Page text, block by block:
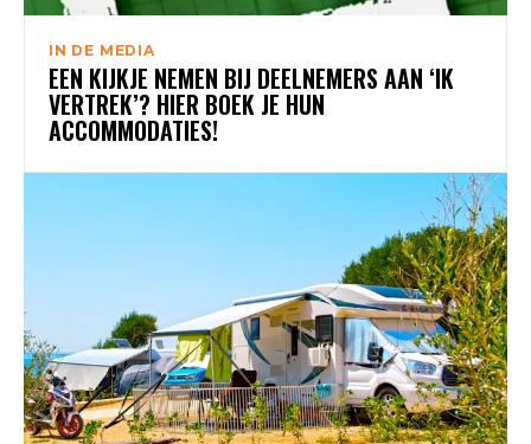
IN DE MEDIA
EEN KIJKJE NEMEN BIJ DEELNEMERS AAN ‘IK
VERTREK’? HIER BOEK JE HUN
ACCOMMODATIES!